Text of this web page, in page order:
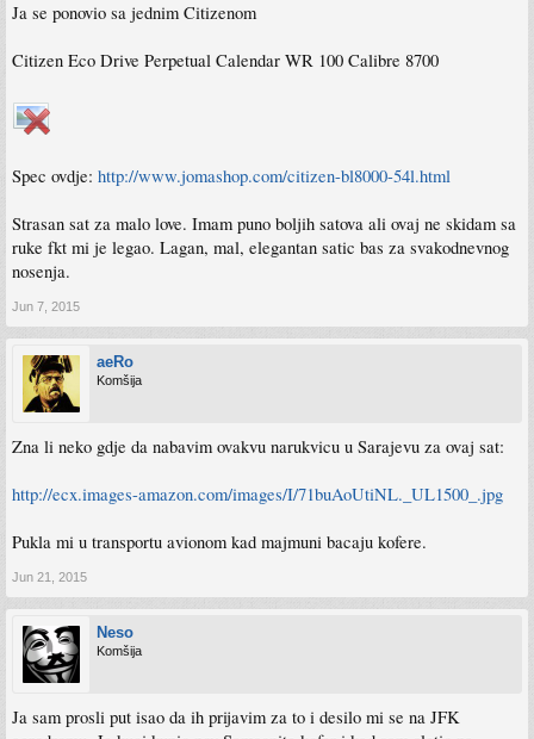
Ja se ponovio sa jednim Citizenom
Citizen Eco Drive Perpetual Calendar WR 100 Calibre 8700
Spec ovdje: http://www.jomashop.com/citizen-bl8000-54l.html
Strasan sat za malo love. Imam puno boljih satova ali ovaj ne skidam sa
ruke fkt mi je legao. Lagan, mal, elegantan satic bas za svakodnevnog
nosenja.
Jun 7, 2015
aeRo
Komšija
Zna li neko gdje da nabavim ovakvu narukvicu u Sarajevu za ovaj sat:
http://ecx.images-amazon.com/images/I/71buAoUtiNL._UL1500_.jpg
Pukla mi u transportu avionom kad majmuni bacaju kofere.
Jun 21, 2015
Neso
Komšija
Ja sam prosli put isao da ih prijavim za to i desilo mi se na JFK